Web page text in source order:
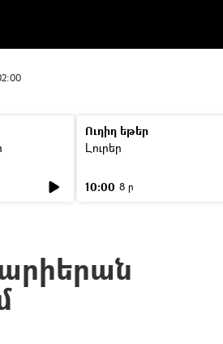
Ուղիղ եթեր
Լուրեր
10:00 8 ր